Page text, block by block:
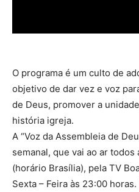
O programa é um culto de
objetivo de dar vez e voz
de Deus, promover a
história igreja.
A “Voz da Assembleia de
semanal, que vai ao ar todos
(horário Brasília), pela TV
Sexta – Feira às 23:00